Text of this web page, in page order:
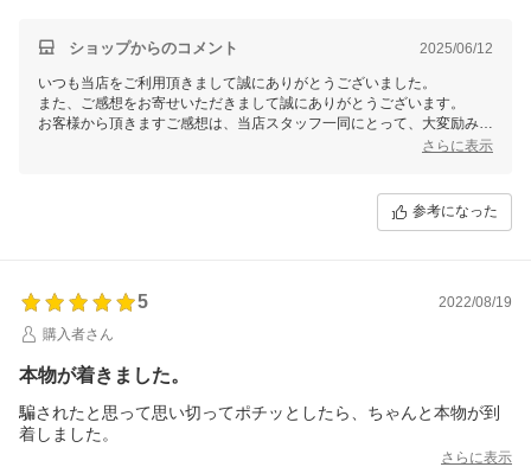
ショップからのコメント 2025/06/12
いつも当店をご利用頂きまして誠にありがとうございました。
また、ご感想をお寄せいただきまして誠にありがとうございます。
お客様から頂きますご感想は、当店スタッフ一同にとって、大変励みと
なります。今後共お客様にご満足いただけますよう、更なる努力をして
さらに表示
参考になった
5
2022/08/19
購入者さん
本物が着きました。
騙されたと思って思い切ってポチッとしたら、ちゃんと本物が到
着しました。
さらに表示